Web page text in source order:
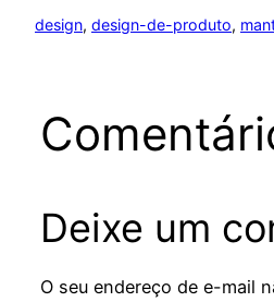
design, design-de-produto,
Deixe um
O seu endereço de e-mail